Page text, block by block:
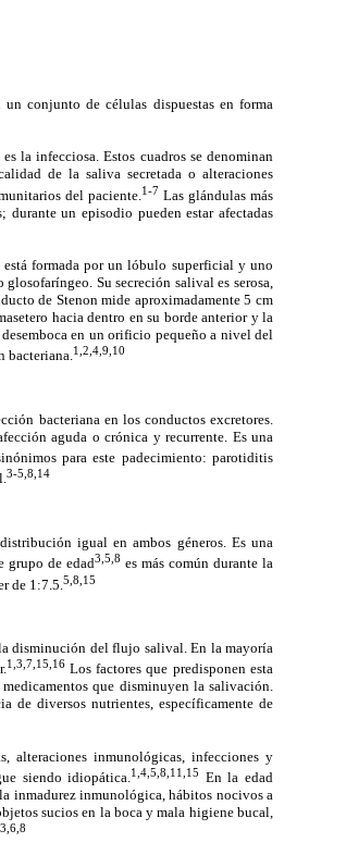
conjunto de células dispuestas en forma
la infecciosa. Estos cuadros se denominan
de la saliva secretada o alteraciones
del paciente. 1-7 Las glándulas más
durante un episodio pueden estar afectadas
formada por un lóbulo superficial y uno
Su secreción salival es serosa,
de Stenon mide aproximadamente 5 cm
hacia dentro en su borde anterior y la
en un orificio pequeño a nivel del
bacteriana.1,2,4,9,10
bacteriana en los conductos excretores.
aguda o crónica y recurrente. Es una
para este padecimiento: parotiditis
3-5,8,14
igual en ambos géneros. Es una
grupo de edad3,5,8 es más común durante la
de 1:7.5. 5,8,15
disminución del flujo salival. En la mayoría
1,3,7,15,16Los factores que predisponen esta
que disminuyen la salivación.
diversos nutrientes, específicamente de
alteraciones inmunológicas, infecciones y
siendo idiopática.1,4,5,8,11,15 En la edad
inmadurez inmunológica, hábitos nocivos a
sucios en la boca y mala higiene bucal,